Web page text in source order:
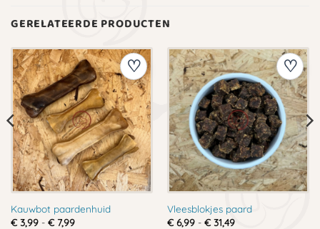
GERELATEERDE PRODUCTEN
Kauwbot paardenhuid
€3,99 - €7,99Prijsklasse:
Vleesblokjes paard
€6,99 - €31,49Prijsklasse: